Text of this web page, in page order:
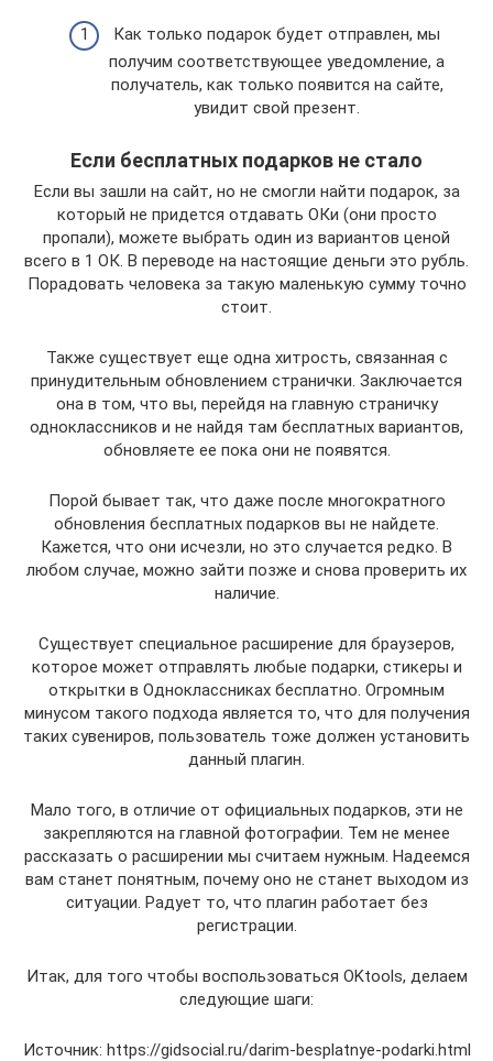
Как только подарок будет отправлен, мы
получим соответствующее уведомление, а
получатель, как только появится на сайте,
увидит свой презент.
Если бесплатных подарков не стало
Если вы зашли на сайт, но не смогли найти подарок, за
который не придется отдавать ОКи (они просто
пропали), можете выбрать один из вариантов ценой
всего в 1 ОК. В переводе на настоящие деньги это рубль.
Порадовать человека за такую маленькую сумму точно
стоит.
Также существует еще одна хитрость, связанная с
принудительным обновлением странички. Заключается
она в том, что вы, перейдя на главную страничку
одноклассников и не найдя там бесплатных вариантов,
обновляете ее пока они не появятся.
Порой бывает так, что даже после многократного
обновления бесплатных подарков вы не найдете.
Кажется, что они исчезли, но это случается редко. В
любом случае, можно зайти позже и снова проверить их
наличие.
Существует специальное расширение для браузеров,
которое может отправлять любые подарки, стикеры и
открытки в Одноклассниках бесплатно. Огромным
минусом такого подхода является то, что для получения
таких сувениров, пользователь тоже должен установить
данный плагин.
Мало того, в отличие от официальных подарков, эти не
закрепляются на главной фотографии. Тем не менее
рассказать о расширении мы считаем нужным. Надеемся
вам станет понятным, почему оно не станет выходом из
ситуации. Радует то, что плагин работает без
регистрации.
Итак, для того чтобы воспользоваться OKtools, делаем
следующие шаги:
Источник: https://gidsocial.ru/darim-besplatnye-podarki.html